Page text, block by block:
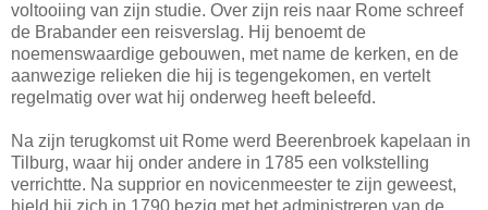
voltooiing van zijn studie. Over zijn reis naar Rome schreef
de Brabander een reisverslag. Hij benoemt de
noemenswaardige gebouwen, met name de kerken, en de
aanwezige relieken die hij is tegengekomen, en vertelt
regelmatig over wat hij onderweg heeft beleefd.
Na zijn terugkomst uit Rome werd Beerenbroek kapelaan in
Tilburg, waar hij onder andere in 1785 een volkstelling
verrichtte. Na supprior en novicenmeester te zijn geweest,